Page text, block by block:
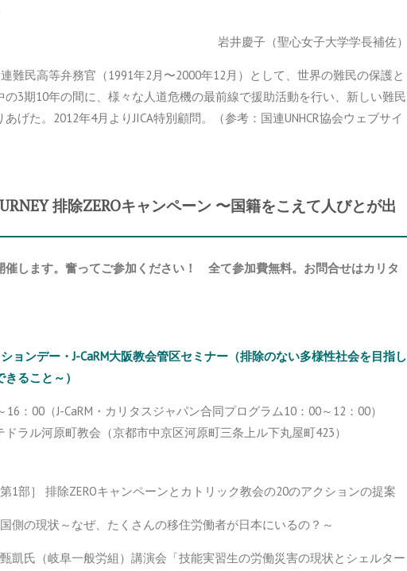
岩井慶子（聖心女子大学学長補佐）
難民高等弁務官（1991年2月〜2000年12月）として、世界の難民の保護と
の3期10年の間に、様々な人道危機の最前線で援助活動を行い、新しい難民
げた。2012年4月よりJICA特別顧問。（参考：国連UNHCR協会ウェブサイ
排除ZEROキャンペーン 〜国籍をこえて人びとが出
催します。奮ってご参加ください！ 全て参加費無料。お問合せはカリタ
ョンデー・J-CaRM大阪教会管区セミナー（排除のない多様性社会を目指し
ること～）
：00（J-CaRM・カリタスジャパン合同プログラム10：00～12：00）
ラル河原町教会（京都市中京区河原町三条上ル下丸屋町423）
1部］ 排除ZEROキャンペーンとカトリック教会の20のアクションの提案
国側の現状～なぜ、たくさんの移住労働者が日本にいるの？～
氏（岐阜一般労組）講演会「技能実習生の労働災害の現状とシェルター